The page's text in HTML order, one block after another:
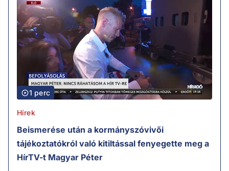
1 perc
Hírek
Beismerése után a kormányszóvivői
tájékoztatókról való kitiltással fenyegette meg a
HírTV-t Magyar Péter